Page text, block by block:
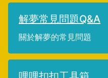
解夢常見問題Q&A
關於解夢的常見問題